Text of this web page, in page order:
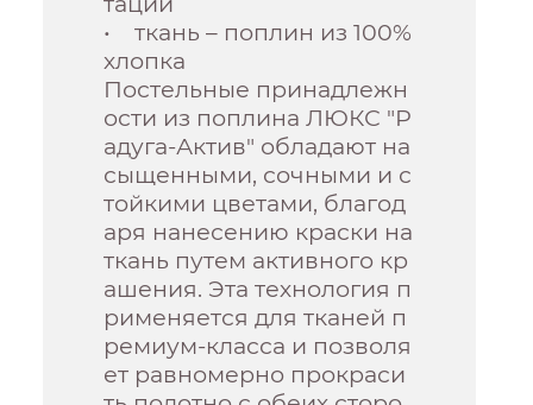
• ткань – поплин из 100%
хлопка
Постельные принадлежн
ости из поплина ЛЮКС "Р
адуга-Актив" обладают на
сыщенными, сочными и с
тойкими цветами, благод
аря нанесению краски на
ткань путем активного кр
ашения. Эта технология п
рименяется для тканей п
ремиум-класса и позволя
ет равномерно прокраси